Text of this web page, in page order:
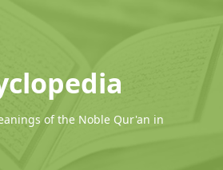
of the Noble Qur'an in